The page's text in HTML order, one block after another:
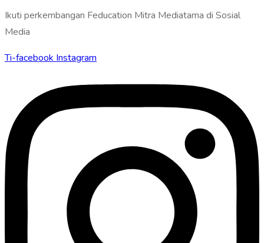
Ikuti perkembangan Feducation Mitra Mediatama di Sosial
Media
Ti-facebook Instagram